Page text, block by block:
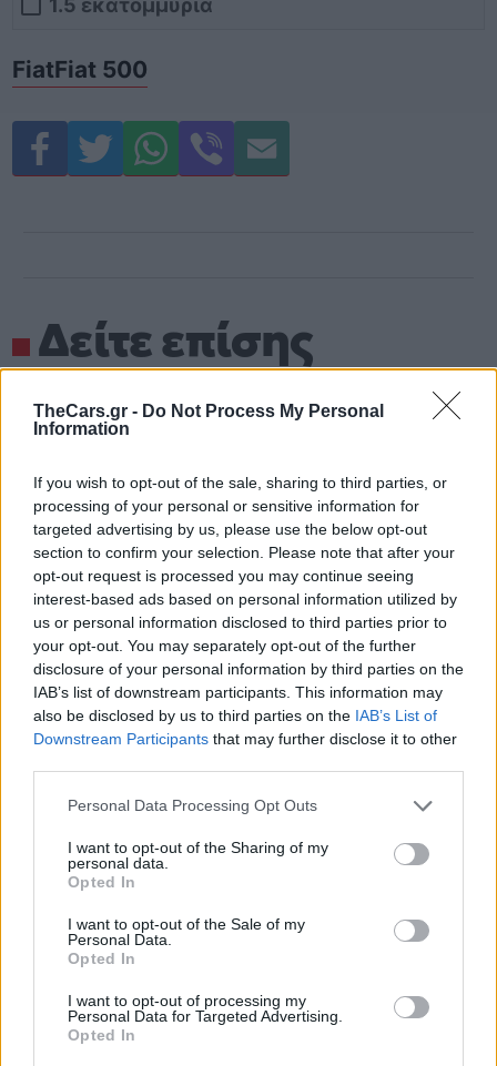
TheCars.gr - Do Not Process My Personal
Information
If you wish to opt-out of the sale, sharing to third parties, or
processing of your personal or sensitive information for
targeted advertising by us, please use the below opt-out
section to confirm your selection. Please note that after your
opt-out request is processed you may continue seeing
interest-based ads based on personal information utilized by
us or personal information disclosed to third parties prior to
your opt-out. You may separately opt-out of the further
disclosure of your personal information by third parties on the
IAB’s list of downstream participants. This information may
also be disclosed by us to third parties on the IAB’s List of
Downstream Participants that may further disclose it to other
Personal Data Processing Opt Outs
I want to opt-out of the Sharing of my
personal data.
Opted In
I want to opt-out of the Sale of my
Personal Data.
Opted In
I want to opt-out of processing my
Personal Data for Targeted Advertising.
Opted In
FiatFiat 500
Δείτε επίσης
TheCars.gr 19/02/2026 18:00
ηλεκτρικό Omoda 5